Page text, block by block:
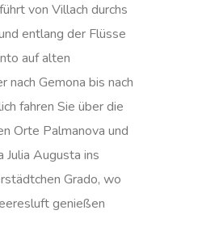
von Villach durchs
entlang der Flüsse
auf alten
nach Gemona bis nach
fahren Sie über die
Orte Palmanova und
Julia Augusta ins
Grado, wo
genießen